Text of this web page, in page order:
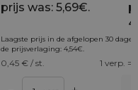
prijs was: 5,69€.
Laagste prijs in de afgelopen 30
de prijsverlaging: 4,54€.
0,45 € / st. 1 verp. =